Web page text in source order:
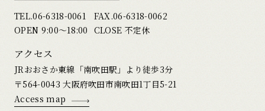
TEL.06-6318-0061
FAX.06-6318-0062
OPEN 9:00〜18:00 CLOSE 不定休
アクセス
JRおおさか東線「南吹田駅」より徒歩3分
〒564-0043 大阪府吹田市南吹田1丁目5-21
Access map